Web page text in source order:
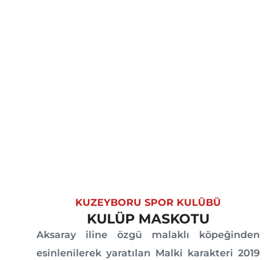
KUZEYBORU SPOR KULÜBÜ
KULÜP MASKOTU
Aksaray iline özgü malaklı köpeğinden
esinlenilerek yaratılan Malki karakteri 2019